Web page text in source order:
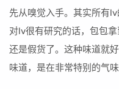
先从嗅觉入手。其实所有
对lv很有研究的话，包包
还是假货了。这种味道就
味道，是在非常特别的气味